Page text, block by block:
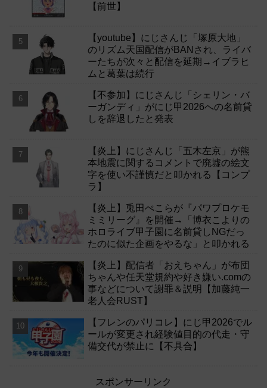
【前世】
【youtube】にじさんじ「塚原大地」
のリズム天国配信がBANされ、ライバ
ーたちが次々と配信を延期→イブラヒ
ムと葛葉は続行
【不参加】にじさんじ「シェリン・バ
ーガンディ」がにじ甲2026への名前貸
しを辞退したと発表
【炎上】にじさんじ「五木左京」が熊
本地震に関するコメントで廃墟の絵文
字を使い不謹慎だと叩かれる【コンプ
ラ】
【炎上】兎田ぺこらが『パワプロケモ
ミミリーグ』を開催→「博衣こよりの
ホロライブ甲子園に名前貸しNGだっ
たのに似た企画をやるな」と叩かれる
【炎上】配信者「おえちゃん」が布団
ちゃんや任天堂規約や好き嫌い.comの
事などについて謝罪＆説明【加藤純一
老人会RUST】
【フレンのパリコレ】にじ甲2026でル
ールが変更され経験値目的の代走・守
備交代が禁止に【不具合】
スポンサーリンク